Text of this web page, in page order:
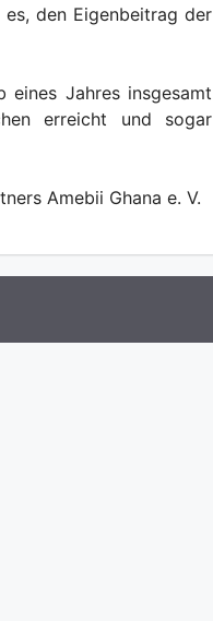
den Eigenbeitrag der
Jahres insgesamt
erreicht und sogar
Amebii Ghana e. V.